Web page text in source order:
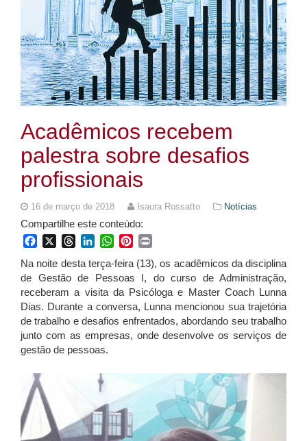
Acadêmicos recebem
palestra sobre desafios
profissionais
16 de março de 2018 Isaura Rossatto Notícias
Compartilhe este conteúdo:
FacebookThreadsLinkedInWhatsApp
Pinterest
Na noite desta terça-feira (13), os acadêmicos da disciplina
de Gestão de Pessoas I, do curso de Administração,
receberam a visita da Psicóloga e Master Coach Lunna
Dias. Durante a conversa, Lunna mencionou sua trajetória
de trabalho e desafios enfrentados, abordando seu trabalho
junto com as empresas, onde desenvolve os serviços de
gestão de pessoas.